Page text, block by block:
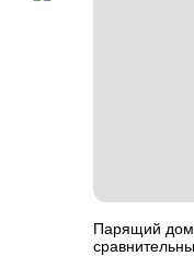
Парящий дом